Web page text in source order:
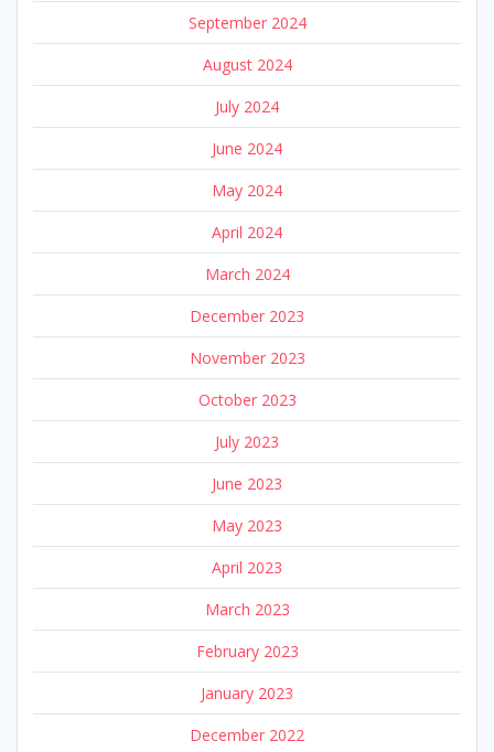
September 2024
August 2024
July 2024
June 2024
May 2024
April 2024
March 2024
December 2023
November 2023
October 2023
July 2023
June 2023
May 2023
April 2023
March 2023
February 2023
January 2023
December 2022